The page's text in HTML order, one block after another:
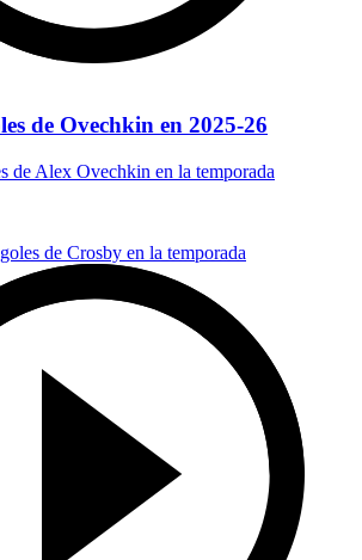
de Ovechkin en 2025-26
de Alex Ovechkin en la temporada